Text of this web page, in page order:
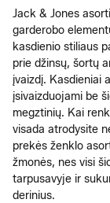
Jack & Jones
garderobo
kasdienio stiliaus
prie džinsų, šortų
įvaizdį. Kasdieniai
įsivaizduojami be
megztinių. Kai
visada atrodysite
prekės ženklo
žmonės, nes visi
tarpusavyje ir
derinius.